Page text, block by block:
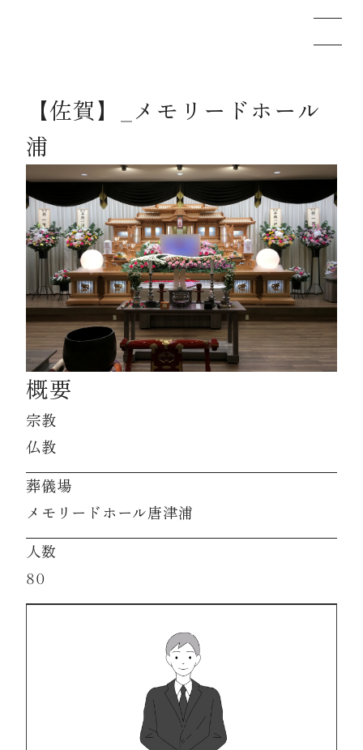
メモリードのお葬式について
葬儀の流れ
事例
施設案内
お知らせ
資料請求
お見積もり
お問合わせ
【佐賀】_メモリードホール
浦
概要
宗教
仏教
葬儀場
メモリードホール唐津浦
人数
80